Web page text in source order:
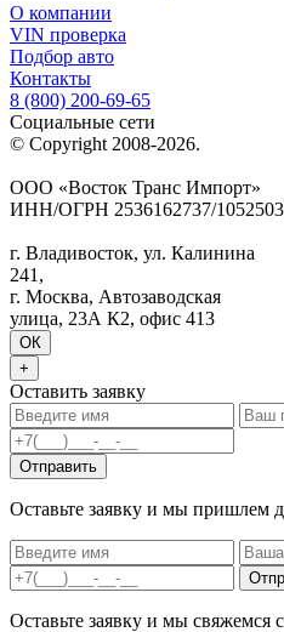
О компании
VIN проверка
Подбор авто
Контакты
8 (800) 200-69-65
Социальные сети
© Copyright 2008-2026.
ООО «Восток Транс Импорт»
ИНН/ОГРН 2536162737/
г. Владивосток, ул. Калинина
241,
г. Москва, Автозаводская
улица, 23А К2, офис 413
ОК
+
Оставить заявку
Отправить
Оставьте заявку и мы пришлем
Оставьте заявку и мы